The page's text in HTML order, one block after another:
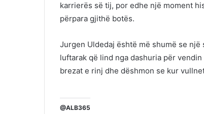
karrierës së tij, por edhe një moment
përpara gjithë botës.
Jurgen Uldedaj është më shumë se
luftarak që lind nga dashuria për
brezat e rinj dhe dëshmon se kur
@ALB365